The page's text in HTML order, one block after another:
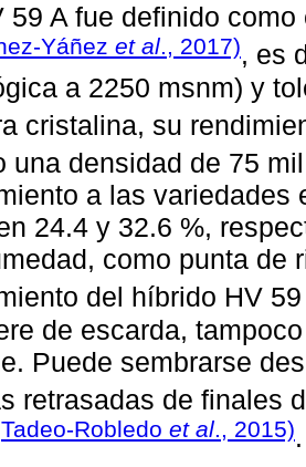
59 A fue definido
Yáñez et al., 2017), es
a 2250 msnm) y
cristalina, su
una densidad de 75
a las variedades
24.4 y 32.6 %,
como punta de
del híbrido HV
de escarda,
Puede sembrarse
retrasadas de finales
Tadeo-Robledo et al., 2015).